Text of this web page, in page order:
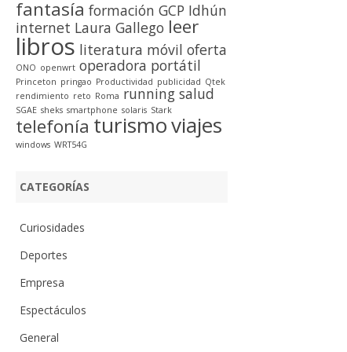
fantasía formación GCP Idhún
internet Laura Gallego leer
libros literatura móvil oferta
ONO openwrt operadora portátil
Princeton pringao Productividad publicidad Qtek
rendimiento reto Roma running salud
SGAE sheks smartphone solaris Stark
telefonía turismoviajes
windows WRT54G
CATEGORÍAS
Curiosidades
Deportes
Empresa
Espectáculos
General